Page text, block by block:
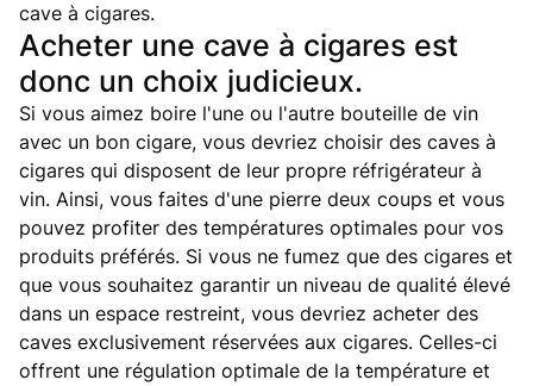
cave à cigares.
Acheter une cave à cigares est
donc un choix judicieux.
Si vous aimez boire l'une ou l'autre bouteille de vin
avec un bon cigare, vous devriez choisir des caves à
cigares qui disposent de leur propre réfrigérateur à
vin. Ainsi, vous faites d'une pierre deux coups et vous
pouvez profiter des températures optimales pour vos
produits préférés. Si vous ne fumez que des cigares et
que vous souhaitez garantir un niveau de qualité élevé
dans un espace restreint, vous devriez acheter des
caves exclusivement réservées aux cigares. Celles-ci
offrent une régulation optimale de la température et